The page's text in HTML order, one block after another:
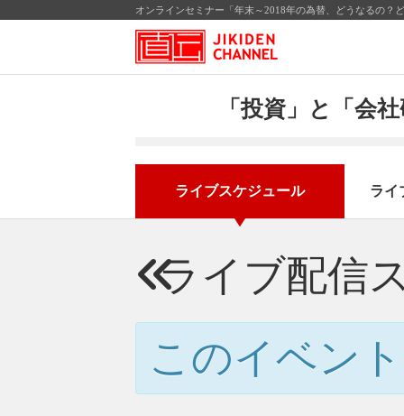
オンラインセミナー「年末～2018年の為替、どうなるの？
「投資」と「会
ライブスケジュール ライ
ライブ配信
このイベン